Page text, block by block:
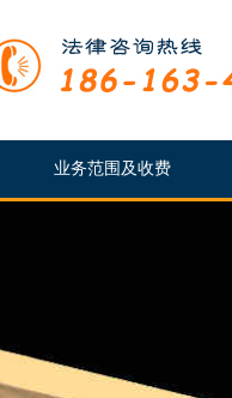
业务范围及收费